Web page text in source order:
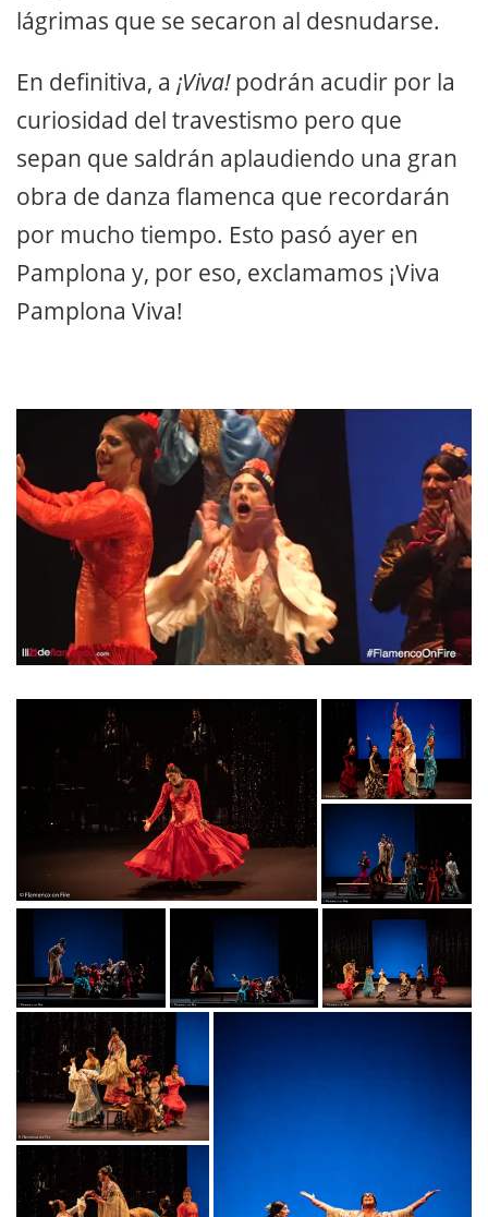
lágrimas que se secaron al desnudarse.
En definitiva, a ¡Viva!podrán acudir por la
curiosidad del travestismo pero que
sepan que saldrán aplaudiendo una gran
obra de danza flamenca que recordarán
por mucho tiempo. Esto pasó ayer en
Pamplona y, por eso, exclamamos ¡Viva
Pamplona Viva!